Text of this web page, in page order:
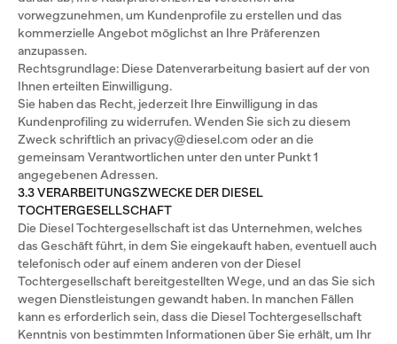
vorwegzunehmen, um Kundenprofile zu erstellen und das
kommerzielle Angebot möglichst an Ihre Präferenzen
anzupassen.
Rechtsgrundlage: Diese Datenverarbeitung basiert auf der von
Ihnen erteilten Einwilligung.
Sie haben das Recht, jederzeit Ihre Einwilligung in das
Kundenprofiling zu widerrufen. Wenden Sie sich zu diesem
Zweck schriftlich an privacy@diesel.com oder an die
gemeinsam Verantwortlichen unter den unter Punkt 1
angegebenen Adressen.
3.3 VERARBEITUNGSZWECKE DER DIESEL
TOCHTERGESELLSCHAFT
Die Diesel Tochtergesellschaft ist das Unternehmen, welches
das Geschäft führt, in dem Sie eingekauft haben, eventuell auch
telefonisch oder auf einem anderen von der Diesel
Tochtergesellschaft bereitgestellten Wege, und an das Sie sich
wegen Dienstleistungen gewandt haben. In manchen Fällen
kann es erforderlich sein, dass die Diesel Tochtergesellschaft
Kenntnis von bestimmten Informationen über Sie erhält, um Ihr